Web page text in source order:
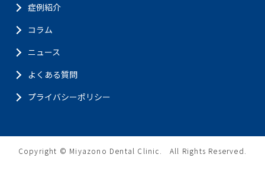
症例紹介
コラム
ニュース
よくある質問
プライバシーポリシー
Copyright © Miyazono Dental Clinic.All Rights Reserved.